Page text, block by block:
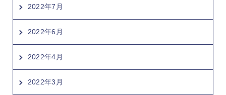
2022年7月
2022年6月
2022年4月
2022年3月